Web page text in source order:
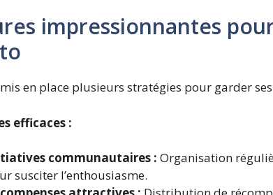
impressionnantes
en place plusieurs stratégies pour garder
efficaces :
communautaires : Organisation
susciter l’enthousiasme.